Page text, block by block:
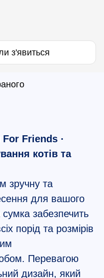
з'явиться
Friends ·
котів та
зручну та
для вашого
забезпечить
порід та розмірів
Перевагою
дизайн, який